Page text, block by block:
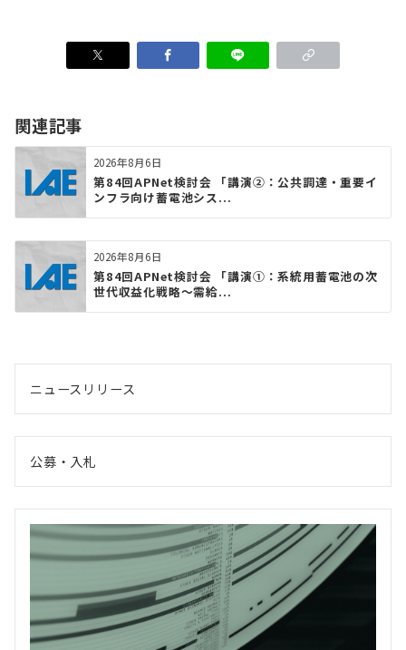
関連記事
2026年8月6日
第84回APNet検討会 「講演②：公共調達・重要イ
ンフラ向け蓄電池シス...
2026年8月6日
第84回APNet検討会 「講演①：系統用蓄電池の次
世代収益化戦略〜需給...
ニュースリリース
公募・入札